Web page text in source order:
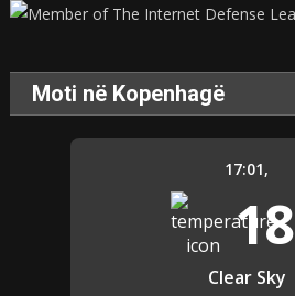
Moti në Kopenhagë
17:01,
18
Clear Sky